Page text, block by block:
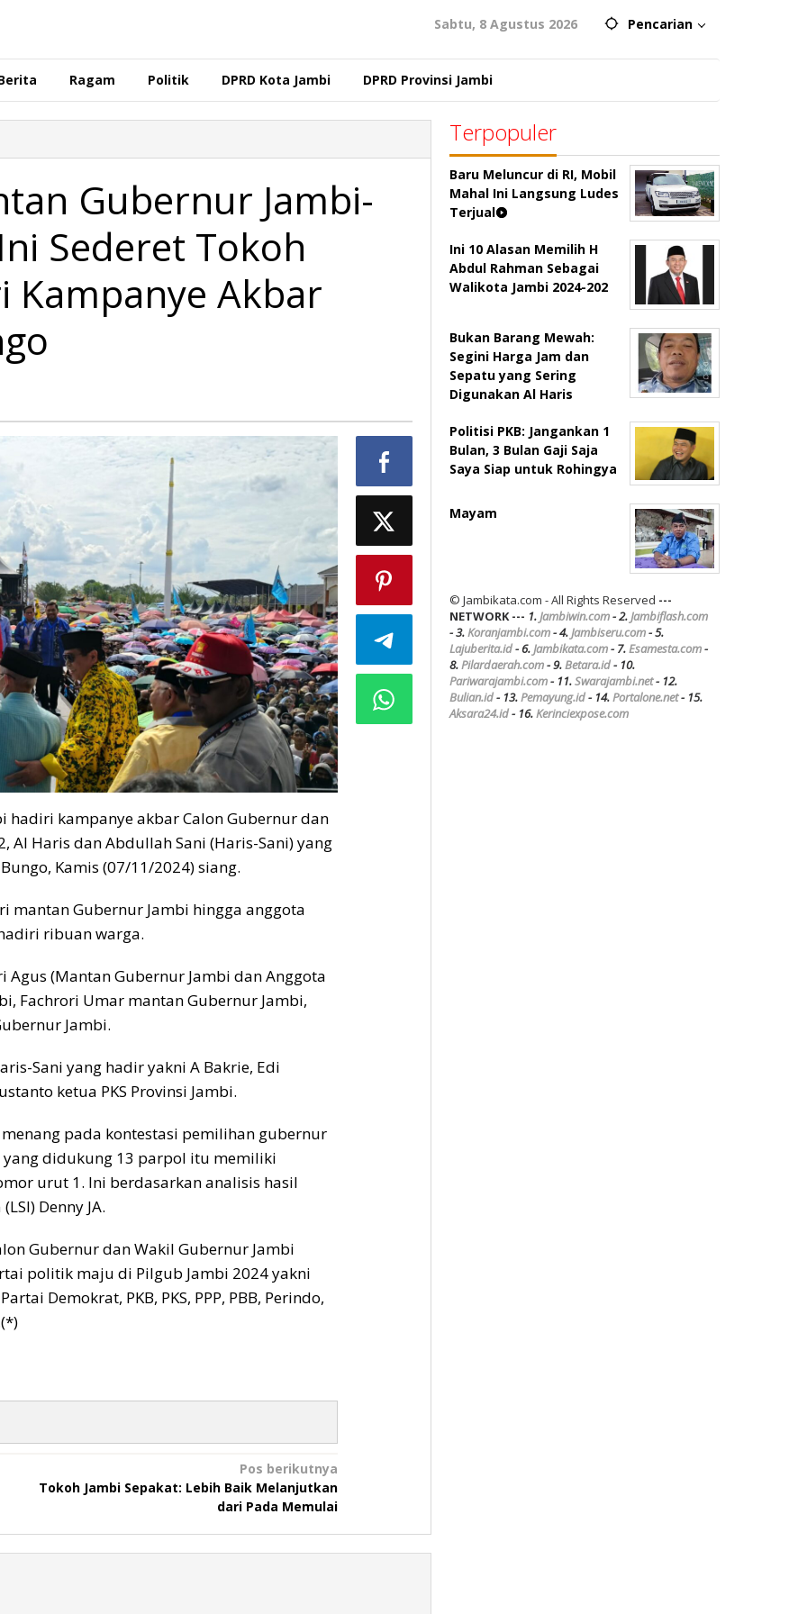
Sabtu, 8 Agustus 2026 Pencarian
Ragam Politik DPRD Kota Jambi DPRD Provinsi Jambi
Gubernur Jambi-
Sederet Tokoh
Kampanye Akbar
hadiri kampanye akbar Calon Gubernur dan
Al Haris dan Abdullah Sani (Haris-Sani) yang
Kamis (07/11/2024) siang.
mantan Gubernur Jambi hingga anggota
ribuan warga.
Agus (Mantan Gubernur Jambi dan Anggota
Fachrori Umar mantan Gubernur Jambi,
Jambi.
Sani yang hadir yakni A Bakrie, Edi
ketua PKS Provinsi Jambi.
pada kontestasi pemilihan gubernur
yang didukung 13 parpol itu memiliki
urut 1. Ini berdasarkan analisis hasil
Denny JA.
Gubernur dan Wakil Gubernur Jambi
politik maju di Pilgub Jambi 2024 yakni
Demokrat, PKB, PKS, PPP, PBB, Perindo,
Pos berikutnya
Tokoh Jambi Sepakat: Lebih Baik Melanjutkan
dari Pada Memulai
Terpopuler
Baru Meluncur di RI, Mobil
Mahal Ini Langsung Ludes
Terjual
Ini 10 Alasan Memilih H
Abdul Rahman Sebagai
Walikota Jambi 2024-202
Bukan Barang Mewah:
Segini Harga Jam dan
Sepatu yang Sering
Digunakan Al Haris
Politisi PKB: Jangankan 1
Bulan, 3 Bulan Gaji Saja
Saya Siap untuk Rohingya
Mayam
© Jambikata.com - All Rights Reserved ---
NETWORK --- 1.Jambiwin.com- 2.Jambiflash.com
- 3.Koranjambi.com- 4.Jambiseru.com- 5.
Lajuberita.id- 6.Jambikata.com- 7.Esamesta.com-
8.Pilardaerah.com- 9.Betara.id- 10.
Pariwarajambi.com- 11.Swarajambi.net- 12.
Bulian.id- 13.Pemayung.id- 14.Portalone.net- 15.
Aksara24.id- 16.Kerinciexpose.com